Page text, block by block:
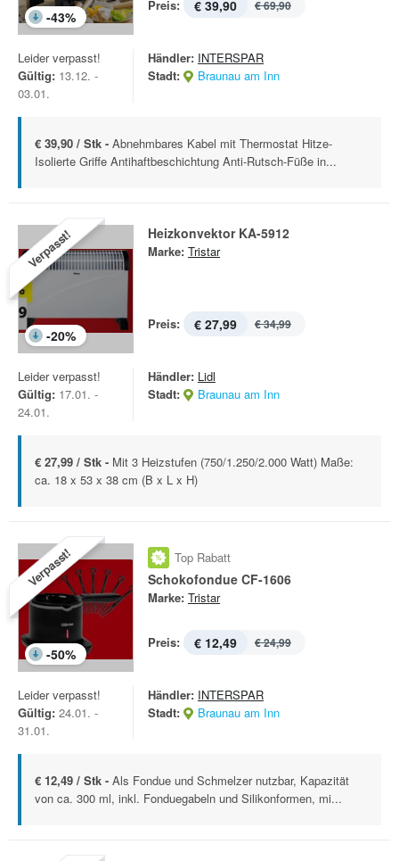
-43%
Preis: € 39,90 € 69,90
Leider verpasst!
Gültig: 13.12. -
03.01.
Händler: INTERSPAR
Stadt:
Braunau am Inn
€ 39,90 / Stk - Abnehmbares Kabel mit Thermostat Hitze-
Isolierte Griffe Antihaftbeschichtung Anti-Rutsch-Füße in...
Verpasst!
-20%
Heizkonvektor KA-5912
Marke: Tristar
Preis: € 27,99 € 34,99
Leider verpasst!
Gültig: 17.01. -
24.01.
Händler: Lidl
Stadt:
Braunau am Inn
€ 27,99 / Stk - Mit 3 Heizstufen (750/1.250/2.000 Watt) Maße:
ca. 18 x 53 x 38 cm (B x L x H)
Verpasst!
-50%
Top Rabatt
Schokofondue CF-1606
Marke: Tristar
Preis: € 12,49 € 24,99
Leider verpasst!
Gültig: 24.01. -
31.01.
Händler: INTERSPAR
Stadt:
Braunau am Inn
€ 12,49 / Stk - Als Fondue und Schmelzer nutzbar, Kapazität
von ca. 300 ml, inkl. Fonduegabeln und Silikonformen, mi...